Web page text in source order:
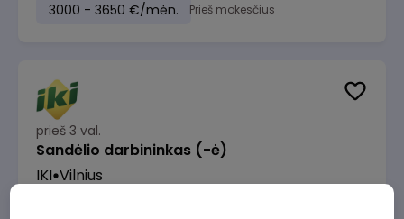
3000 - 3650 €/mėn. Prieš mokesčius
prieš 3 val.
Sandėlio darbininkas (-ė)
IKI Vilnius